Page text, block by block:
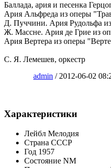
Баллада, ария и песенка
Ария Альфреда из оперы
Д. Пуччини. Ария Рудольфа
Ж. Массне. Ария де Грие из
Ария Вертера из оперы
С. Я. Лемешев, оркестр
admin / 2012-06-02
Характеристики
Лейбл Мелодия
Страна СССР
Год 1957
Состояние NM